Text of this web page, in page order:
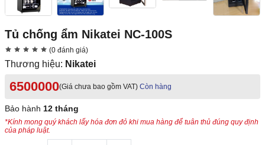
Tủ chống ẩm Nikatei NC-100S
(0 đánh giá)
Thương hiệu: Nikatei
6500000(Giá chưa bao gồm VAT) Còn hàng
Bảo hành 12 tháng
*Kính mong quý khách lấy hóa đơn đỏ khi mua hàng để tuân thủ đúng quy định
của pháp luật.